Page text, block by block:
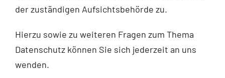
der zuständigen Aufsichtsbehörde zu.
Hierzu sowie zu weiteren Fragen zum Thema
Datenschutz können Sie sich jederzeit an uns
wenden.